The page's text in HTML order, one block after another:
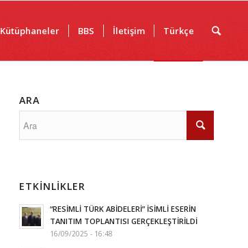
Kütüphaneler BBS İletişim Türkçe
ARA
ETKINLIKLER
“RESİMLİ TÜRK ABİDELERİ” İSİMLİ ESERİN
TANITIM TOPLANTISI GERÇEKLEŞTİRİLDİ
16/09/2025 - 16:48